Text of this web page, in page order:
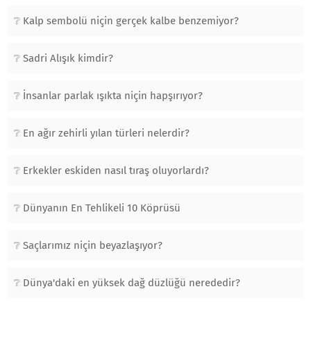
Kalp sembolü niçin gerçek kalbe benzemiyor?
Sadri Alışık kimdir?
İnsanlar parlak ışıkta niçin hapşırıyor?
En ağır zehirli yılan türleri nelerdir?
Erkekler eskiden nasıl tıraş oluyorlardı?
Dünyanın En Tehlikeli 10 Köprüsü
Saçlarımız niçin beyazlaşıyor?
Dünya'daki en yüksek dağ düzlüğü nerededir?